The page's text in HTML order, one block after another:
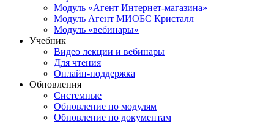
Модуль «Агент Интернет-магазина»
Модуль Агент МИОБС Кристалл
Модуль «вебинары»
Учебник
Видео лекции и вебинары
Для чтения
Онлайн-поддержка
Обновления
Системные
Обновление по модулям
Обновление по документам